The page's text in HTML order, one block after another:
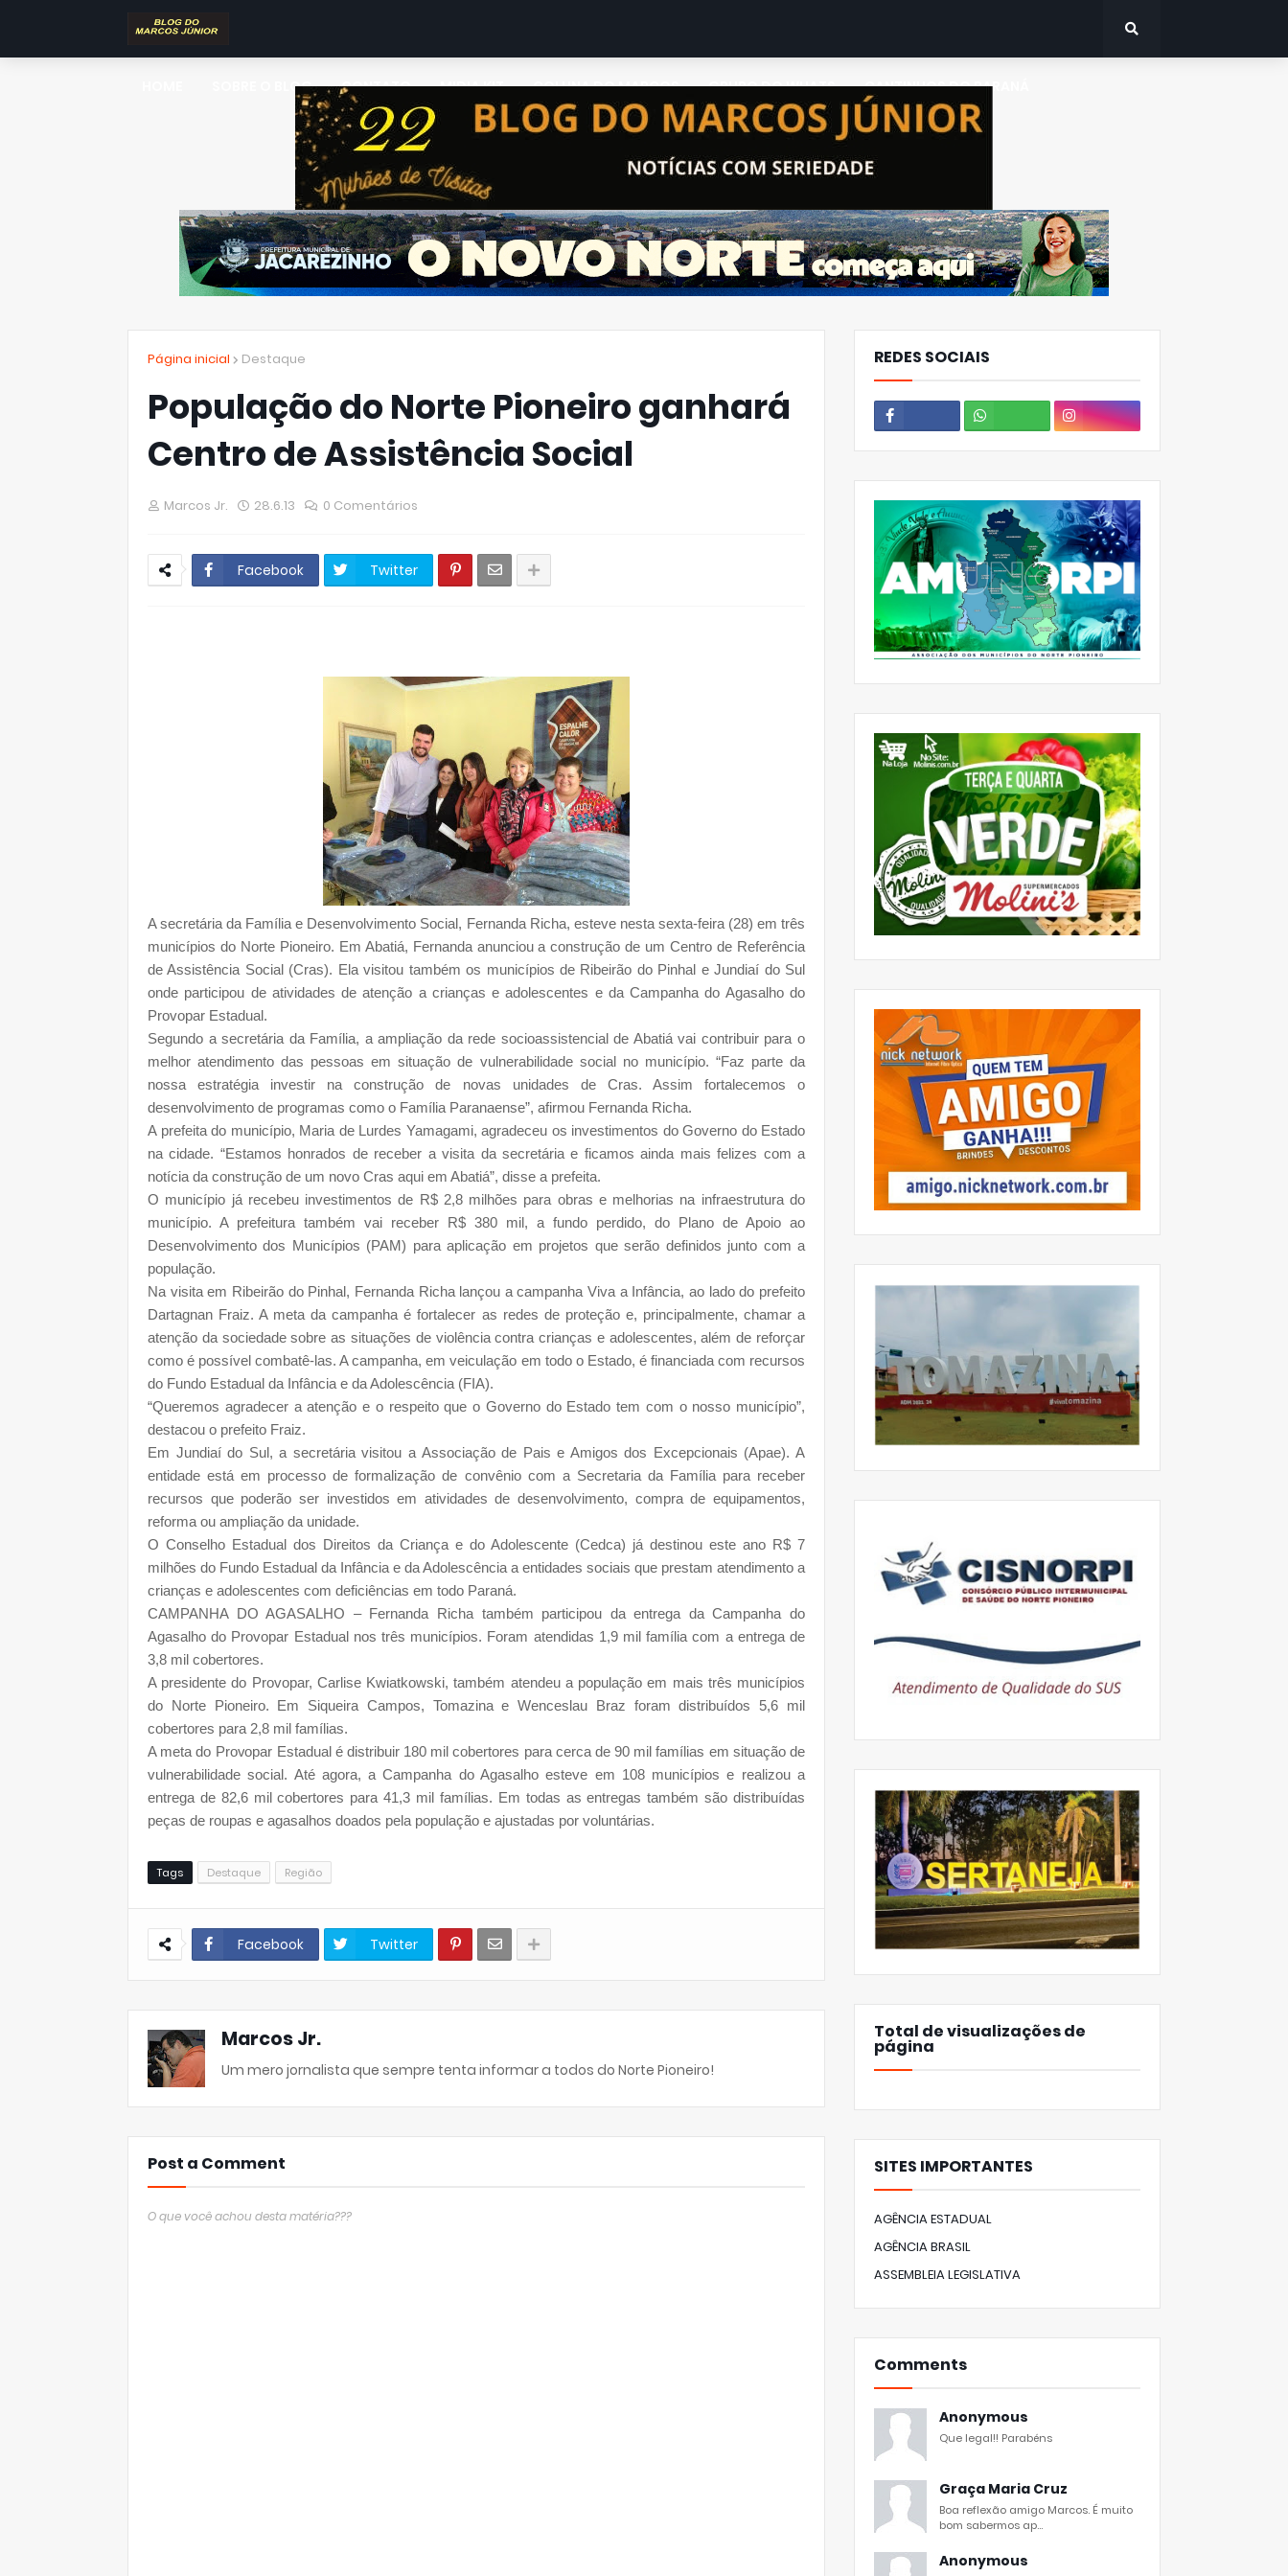
SOBRE O BLOG CONTATO MIDIA KIT COLUNA DO MARCOS GRUPO DO WHATS CANTINHOS DO PARANÁ
Página inicial Destaque
População do Norte Pioneiro ganhará
Centro de Assistência Social
Marcos Jr. 28.6.13 0 Comentários
Facebook Twitter
A secretária da Família e Desenvolvimento Social, Fernanda Richa, esteve nesta sexta-feira (28) em três
municípios do Norte Pioneiro. Em Abatiá, Fernanda anunciou a construção de um Centro de Referência
de Assistência Social (Cras). Ela visitou também os municípios de Ribeirão do Pinhal e Jundiaí do Sul
onde participou de atividades de atenção a crianças e adolescentes e da Campanha do Agasalho do
Provopar Estadual.
Segundo a secretária da Família, a ampliação da rede socioassistencial de Abatiá vai contribuir para o
melhor atendimento das pessoas em situação de vulnerabilidade social no município. “Faz parte da
nossa estratégia investir na construção de novas unidades de Cras. Assim fortalecemos o
desenvolvimento de programas como o Família Paranaense”, afirmou Fernanda Richa.
A prefeita do município, Maria de Lurdes Yamagami, agradeceu os investimentos do Governo do Estado
na cidade. “Estamos honrados de receber a visita da secretária e ficamos ainda mais felizes com a
notícia da construção de um novo Cras aqui em Abatiá”, disse a prefeita.
O município já recebeu investimentos de R$ 2,8 milhões para obras e melhorias na infraestrutura do
município. A prefeitura também vai receber R$ 380 mil, a fundo perdido, do Plano de Apoio ao
Desenvolvimento dos Municípios (PAM) para aplicação em projetos que serão definidos junto com a
população.
Na visita em Ribeirão do Pinhal, Fernanda Richa lançou a campanha Viva a Infância, ao lado do prefeito
Dartagnan Fraiz. A meta da campanha é fortalecer as redes de proteção e, principalmente, chamar a
atenção da sociedade sobre as situações de violência contra crianças e adolescentes, além de reforçar
como é possível combatê-las. A campanha, em veiculação em todo o Estado, é financiada com recursos
do Fundo Estadual da Infância e da Adolescência (FIA).
“Queremos agradecer a atenção e o respeito que o Governo do Estado tem com o nosso município”,
destacou o prefeito Fraiz.
Em Jundiaí do Sul, a secretária visitou a Associação de Pais e Amigos dos Excepcionais (Apae). A
entidade está em processo de formalização de convênio com a Secretaria da Família para receber
recursos que poderão ser investidos em atividades de desenvolvimento, compra de equipamentos,
reforma ou ampliação da unidade.
O Conselho Estadual dos Direitos da Criança e do Adolescente (Cedca) já destinou este ano R$ 7
milhões do Fundo Estadual da Infância e da Adolescência a entidades sociais que prestam atendimento a
crianças e adolescentes com deficiências em todo Paraná.
CAMPANHA DO AGASALHO – Fernanda Richa também participou da entrega da Campanha do
Agasalho do Provopar Estadual nos três municípios. Foram atendidas 1,9 mil família com a entrega de
3,8 mil cobertores.
A presidente do Provopar, Carlise Kwiatkowski, também atendeu a população em mais três municípios
do Norte Pioneiro. Em Siqueira Campos, Tomazina e Wenceslau Braz foram distribuídos 5,6 mil
cobertores para 2,8 mil famílias.
A meta do Provopar Estadual é distribuir 180 mil cobertores para cerca de 90 mil famílias em situação de
vulnerabilidade social. Até agora, a Campanha do Agasalho esteve em 108 municípios e realizou a
entrega de 82,6 mil cobertores para 41,3 mil famílias. Em todas as entregas também são distribuídas
peças de roupas e agasalhos doados pela população e ajustadas por voluntárias.
Tags Destaque Região
Facebook Twitter
Marcos Jr.
Um mero jornalista que sempre tenta informar a todos do Norte Pioneiro!
Post a Comment
O que você achou desta matéria???
REDES SOCIAIS
Total de visualizações de
página
SITES IMPORTANTES
AGÊNCIA ESTADUAL
AGÊNCIA BRASIL
ASSEMBLEIA LEGISLATIVA
Comments
Anonymous
Que legal!! Parabéns
Graça Maria Cruz
Boa reflexão amigo Marcos. É muito
bom sabermos ap...
Anonymous